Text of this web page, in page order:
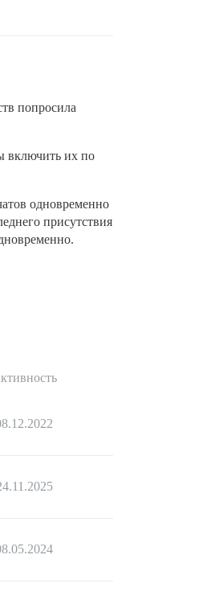
попросила
включить их по
одновременно
присутствия